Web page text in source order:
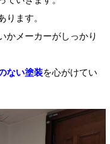
ります。
かメーカーがしっかり
ない塗装を心がけてい